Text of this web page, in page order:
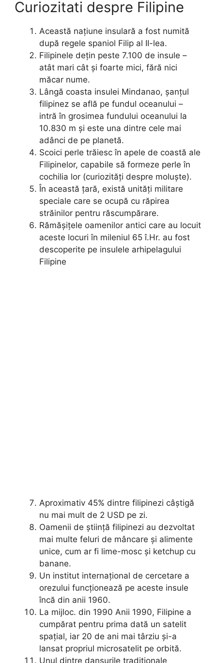
Curiozitati despre Filipine
Această națiune insulară a fost numită
după regele spaniol Filip al II-lea.
Filipinele dețin peste 7.100 de insule –
atât mari cât și foarte mici, fără nici
măcar nume.
Lângă coasta insulei Mindanao, șanțul
filipinez se află pe fundul oceanului –
intră în grosimea fundului oceanului la
10.830 m și este una dintre cele mai
adânci de pe planetă.
Scoici perle trăiesc în apele de coastă ale
Filipinelor, capabile să formeze perle în
cochilia lor (curiozități despre moluște).
În această țară, există unități militare
speciale care se ocupă cu răpirea
străinilor pentru răscumpărare.
Rămășițele oamenilor antici care au locuit
aceste locuri în mileniul 65 î.Hr. au fost
descoperite pe insulele arhipelagului
Filipine
Aproximativ 45% dintre filipinezi câștigă
nu mai mult de 2 USD pe zi.
Oamenii de știință filipinezi au dezvoltat
mai multe feluri de mâncare și alimente
unice, cum ar fi lime-mosc și ketchup cu
banane.
Un institut internațional de cercetare a
orezului funcționează pe aceste insule
încă din anii 1960.
La mijloc. din 1990 Anii 1990, Filipine a
cumpărat pentru prima dată un satelit
spațial, iar 20 de ani mai târziu și-a
lansat propriul microsatelit pe orbită.
Unul dintre dansurile tradiționale